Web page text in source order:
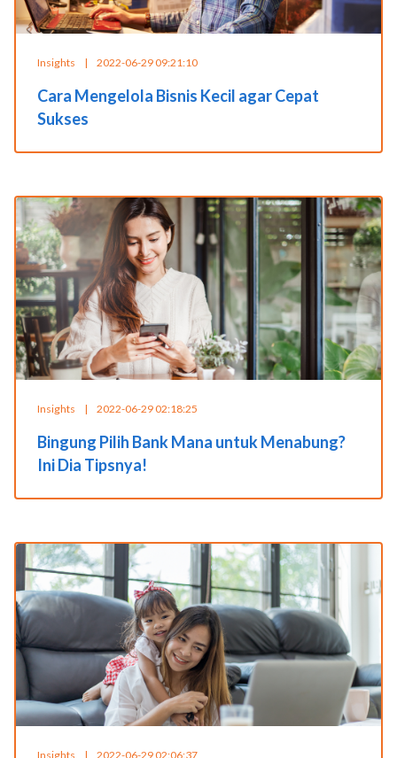
Insights | 2022-06-29 09:21:10
Cara Mengelola Bisnis Kecil agar Cepat
Sukses
Insights | 2022-06-29 02:18:25
Bingung Pilih Bank Mana untuk Menabung?
Ini Dia Tipsnya!
Insights | 2022-06-29 02:06:37